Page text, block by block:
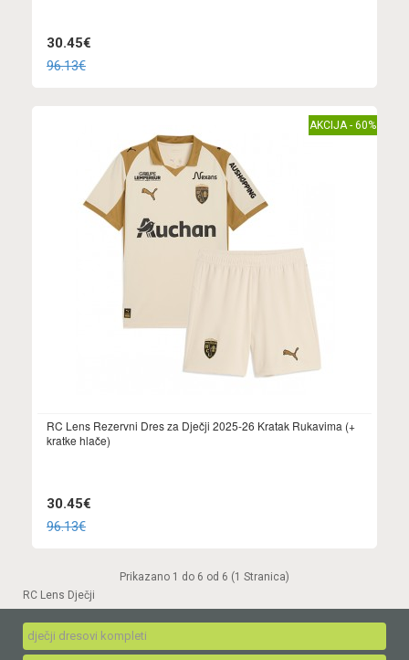
30.45€
96.13€
AKCIJA - 60%
RC Lens Rezervni Dres za Dječji 2025-26 Kratak Rukavima (+
kratke hlače)
30.45€
96.13€
Prikazano 1 do 6 od 6 (1 Stranica)
RC Lens Dječji
dječji dresovi kompleti